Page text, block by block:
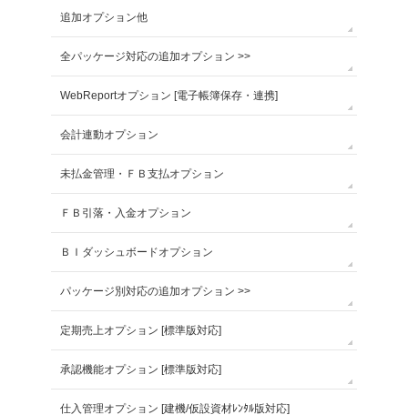
追加オプション他
全パッケージ対応の追加オプション >>
WebReportオプション [電子帳簿保存・連携]
会計連動オプション
未払金管理・ＦＢ支払オプション
ＦＢ引落・入金オプション
ＢＩダッシュボードオプション
パッケージ別対応の追加オプション >>
定期売上オプション [標準版対応]
承認機能オプション [標準版対応]
仕入管理オプション [建機/仮設資材ﾚﾝﾀﾙ版対応]